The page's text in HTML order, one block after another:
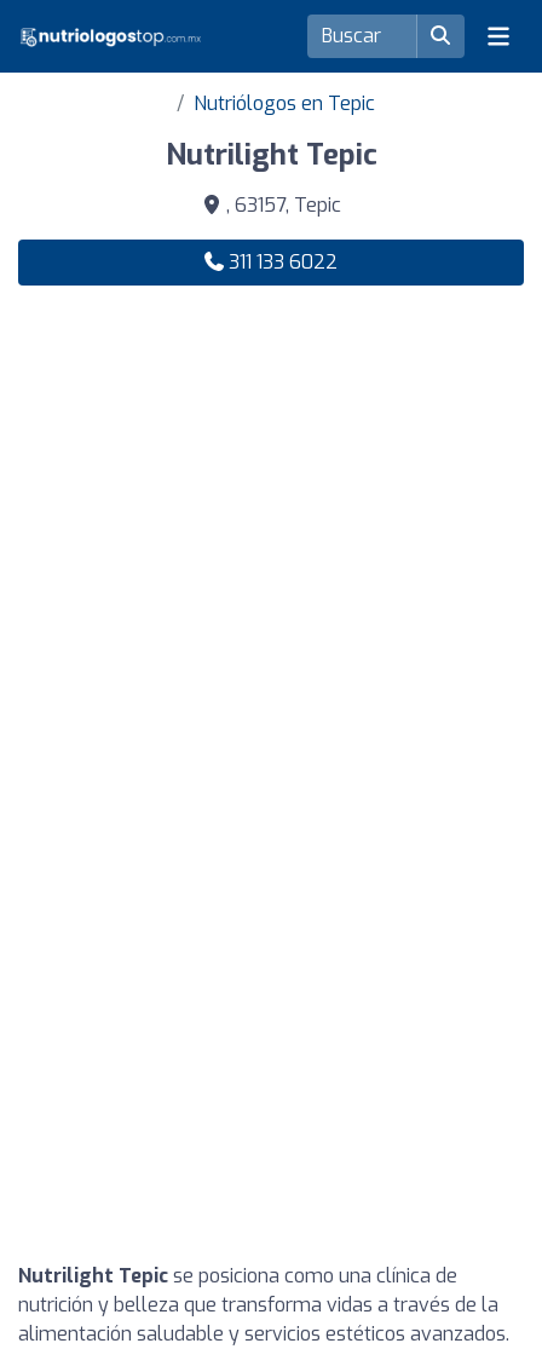
Nutriólogos en Tepic
Nutrilight Tepic
, 63157, Tepic
311 133 6022
Nutrilight Tepicse posiciona como una clínica de
nutrición y belleza que transforma vidas a través de la
alimentación saludable y servicios estéticos avanzados.